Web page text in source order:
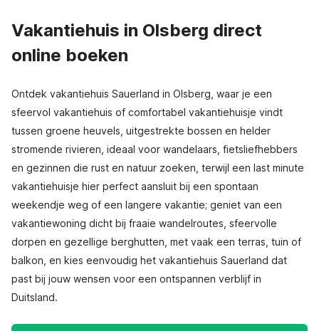
Vakantiehuis in Olsberg direct
online boeken
Ontdek vakantiehuis Sauerland in Olsberg, waar je een
sfeervol vakantiehuis of comfortabel vakantiehuisje vindt
tussen groene heuvels, uitgestrekte bossen en helder
stromende rivieren, ideaal voor wandelaars, fietsliefhebbers
en gezinnen die rust en natuur zoeken, terwijl een last minute
vakantiehuisje hier perfect aansluit bij een spontaan
weekendje weg of een langere vakantie; geniet van een
vakantiewoning dicht bij fraaie wandelroutes, sfeervolle
dorpen en gezellige berghutten, met vaak een terras, tuin of
balkon, en kies eenvoudig het vakantiehuis Sauerland dat
past bij jouw wensen voor een ontspannen verblijf in
Duitsland.